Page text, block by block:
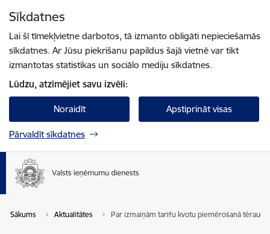
Sīkdatnes
Lai šī tīmekļvietne darbotos, tā izmanto obligāti nepieciešamās
sīkdatnes. Ar Jūsu piekrišanu papildus šajā vietnē var tikt
izmantotas statistikas un sociālo mediju sīkdatnes.
Lūdzu, atzīmējiet savu izvēli:
Noraidīt Apstiprināt visas
Pārvaldīt sīkdatnes
Sākums Aktualitātes Par izmaiņām tarifu kvotu piemērošanā